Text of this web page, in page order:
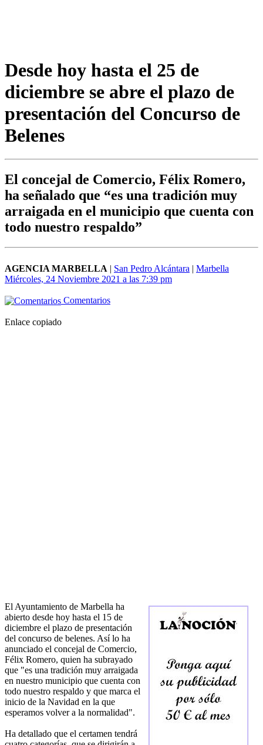
Desde hoy hasta el 25 de
diciembre se abre el plazo de
presentación del Concurso de
Belenes
El concejal de Comercio, Félix Romero,
ha señalado que “es una tradición muy
arraigada en el municipio que cuenta con
todo nuestro respaldo”
AGENCIA MARBELLA | San Pedro Alcántara | Marbella
Miércoles, 24 Noviembre 2021 a las 7:39 pm
Comentarios
Enlace copiado
El Ayuntamiento de Marbella ha
abierto desde hoy hasta el 15 de
diciembre el plazo de presentación
del concurso de belenes. Así lo ha
anunciado el concejal de Comercio,
Félix Romero, quien ha subrayado
que "es una tradición muy arraigada
en nuestro municipio que cuenta con
todo nuestro respaldo y que marca el
inicio de la Navidad en la que
esperamos volver a la normalidad".
Ha detallado que el certamen tendrá